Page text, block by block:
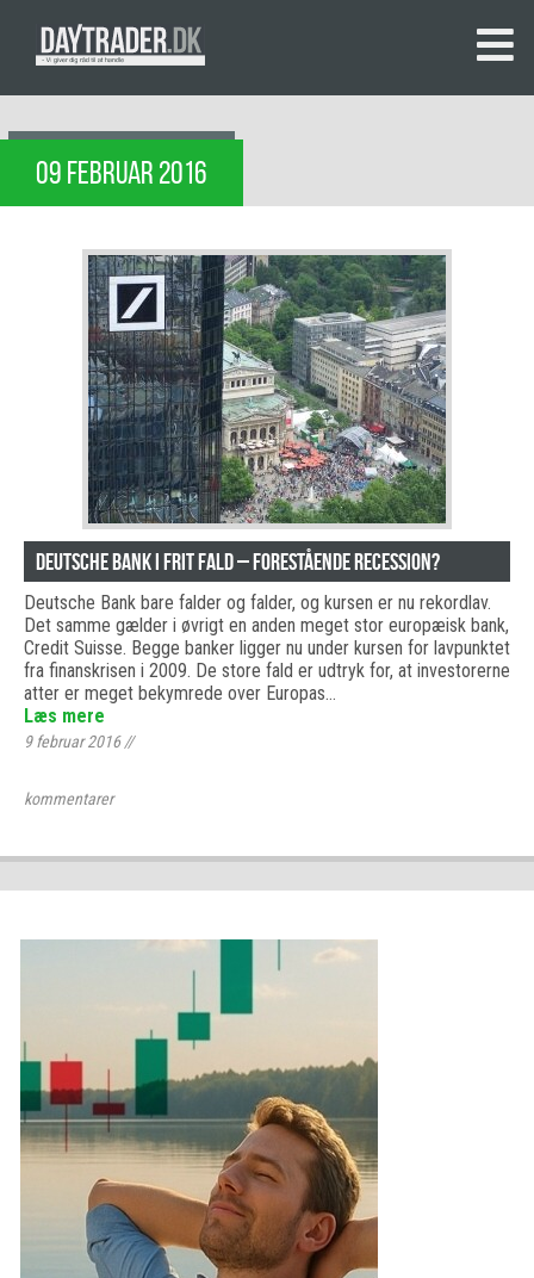
09 FEBRUAR 2016
Deutsche Bank i frit fald – forestående recession?
Deutsche Bank bare falder og falder, og kursen er nu rekordlav.
Det samme gælder i øvrigt en anden meget stor europæisk bank,
Credit Suisse. Begge banker ligger nu under kursen for lavpunktet
fra finanskrisen i 2009. De store fald er udtryk for, at investorerne
atter er meget bekymrede over Europas…
Læs mere
9 februar 2016//
kommentarer